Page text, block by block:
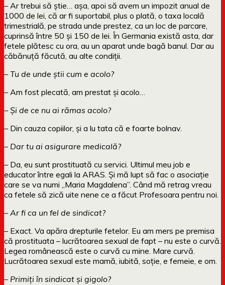
– Ar trebui să știe… așa, apoi să avem un impozit anual de
1000 de lei, că ar fi suportabil, plus o plată, o taxa locală
trimestrială, pe strada unde prestez, ca un loc de parcare,
cuprinsă între 50 și 150 de lei. În Germania există asta, dar
fetele plătesc cu ora, au un aparat unde bagă banul. Dar au
căbănuță făcută, au alte condiții.
– Tu de unde știi cum e acolo?
– Am fost plecată, am prestat și acolo…
– Și de ce nu ai rămas acolo?
– Din cauza copiilor, și a lu tata că e foarte bolnav.
– Dar tu ai asigurare medicală?
– Da, eu sunt prostituată cu servici. Ultimul meu job e
educator între egali la ARAS. Și mă lupt să fac o asociație
care se va numi „Maria Magdalena”. Când mă retrag vreau
ca fetele să zică uite nene ce a făcut Profesoara pentru noi.
– Ar fi ca un fel de sindicat?
– Exact. Va apăra drepturile fetelor. Eu am mers pe premisa
că prostituata – lucrătoarea sexual de fapt – nu este o curvă.
Legea românească este o curvă cu mine. Mare curvă.
Lucrătoarea sexual este mamă, iubită, soție, e femeie, e om.
– Primiți în sindicat și gigolo?